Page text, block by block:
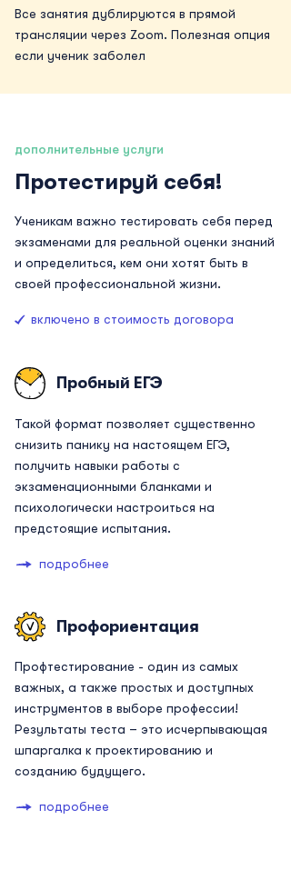
Все занятия дублируются в прямой
трансляции через Zoom. Полезная опция
если ученик заболел
дополнительные услуги
Протестируй себя!
Ученикам важно тестировать себя перед
экзаменами для реальной оценки знаний
и определиться, кем они хотят быть в
своей профессиональной жизни.
включено в стоимость договора
Пробный ЕГЭ
Такой формат позволяет существенно
снизить панику на настоящем ЕГЭ,
получить навыки работы с
экзаменационными бланками и
психологически настроиться на
предстоящие испытания.
подробнее
Профориентация
Профтестирование - один из самых
важных, а также простых и доступных
инструментов в выборе профессии!
Результаты теста – это исчерпывающая
шпаргалка к проектированию и
созданию будущего.
подробнее